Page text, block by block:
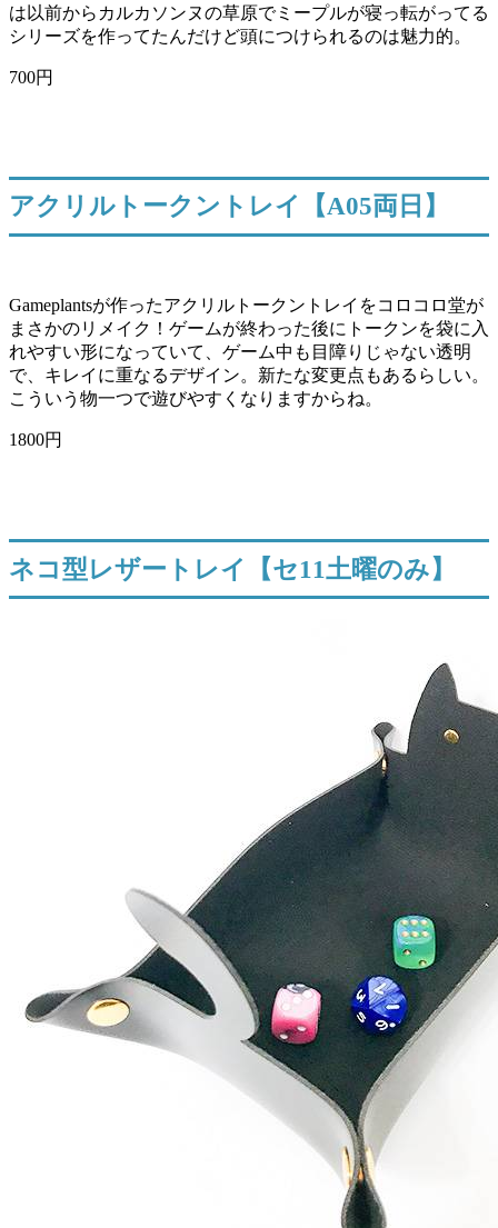
は以前からカルカソンヌの草原でミープルが寝っ転がってる
シリーズを作ってたんだけど頭につけられるのは魅力的。
700円
アクリルトークントレイ【A05両日】
Gameplantsが作ったアクリルトークントレイをコロコロ堂が
まさかのリメイク！ゲームが終わった後にトークンを袋に入
れやすい形になっていて、ゲーム中も目障りじゃない透明
で、キレイに重なるデザイン。新たな変更点もあるらしい。
こういう物一つで遊びやすくなりますからね。
1800円
ネコ型レザートレイ【セ11土曜のみ】